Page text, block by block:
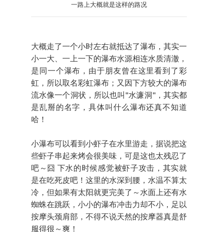
一路上大概就是这样的路况
大概走了一个小时左右就抵达了瀑布，其实一
小一大、一上一下的瀑布水源相连水质清澈，
是同一个瀑布，由于朋友曾在这里看到了彩
虹，所以取名彩虹瀑布；又因下方较大的瀑布
流水像一个洞状，所以也叫"水濂洞"，其实都
是乱掰的名字，具体叫什么瀑布还真不知道
哈！
小瀑布可以看到小虾子在水里游走，据说把这
些虾子串起来烤会很美味，可是这也太残忍了
吧～囧 下水的时候感觉被虾子攻击，其实就
是在吃死皮吧！这里的水深到腰，水温不算太
冷，但如果有太阳就更完美了～水面上还有水
蜘蛛在跳跃，小小的瀑布冲击力却不小，足以
按摩头颈肩部，不得不说天然的按摩器真是舒
服得很～爽！